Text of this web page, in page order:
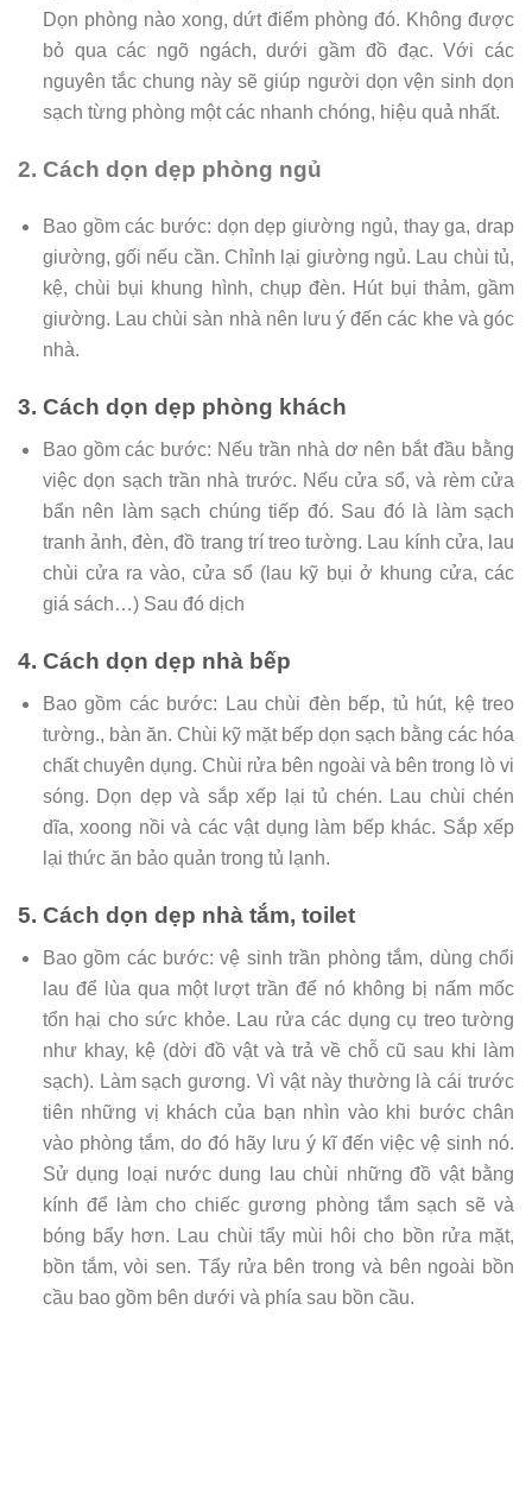
Dọn phòng nào xong, dứt điểm phòng đó. Không được
bỏ qua các ngõ ngách, dưới gầm đồ đạc. Với các
nguyên tắc chung này sẽ giúp người dọn vện sinh dọn
sạch từng phòng một các nhanh chóng, hiệu quả nhất.
2. Cách dọn dẹp phòng ngủ
Bao gồm các bước: dọn dẹp giường ngủ, thay ga, drap
giường, gối nếu cần. Chỉnh lại giường ngủ. Lau chùi tủ,
kệ, chùi bụi khung hình, chụp đèn. Hút bụi thảm, gầm
giường. Lau chùi sàn nhà nên lưu ý đến các khe và góc
nhà.
3. Cách dọn dẹp phòng khách
Bao gồm các bước: Nếu trần nhà dơ nên bắt đầu bằng
việc dọn sạch trần nhà trước. Nếu cửa sổ, và rèm cửa
bẩn nên làm sạch chúng tiếp đó. Sau đó là làm sạch
tranh ảnh, đèn, đồ trang trí treo tường. Lau kính cửa, lau
chùi cửa ra vào, cửa sổ (lau kỹ bụi ở khung cửa, các
giá sách…) Sau đó dịch
4. Cách dọn dẹp nhà bếp
Bao gồm các bước: Lau chùi đèn bếp, tủ hút, kệ treo
tường., bàn ăn. Chùi kỹ mặt bếp dọn sạch bằng các hóa
chất chuyên dụng. Chùi rửa bên ngoài và bên trong lò vi
sóng. Dọn dẹp và sắp xếp lại tủ chén. Lau chùi chén
dĩa, xoong nồi và các vật dụng làm bếp khác. Sắp xếp
lại thức ăn bảo quản trong tủ lạnh.
5. Cách dọn dẹp nhà tắm, toilet
Bao gồm các bước: vệ sinh trần phòng tắm, dùng chổi
lau để lùa qua một lượt trần để nó không bị nấm mốc
tổn hại cho sức khỏe. Lau rửa các dụng cụ treo tường
như khay, kệ (dời đồ vật và trả về chỗ cũ sau khi làm
sạch). Làm sạch gương. Vì vật này thường là cái trước
tiên những vị khách của bạn nhìn vào khi bước chân
vào phòng tắm, do đó hãy lưu ý kĩ đến việc vệ sinh nó.
Sử dụng loại nước dung lau chùi những đồ vật bằng
kính để làm cho chiếc gương phòng tắm sạch sẽ và
bóng bẩy hơn. Lau chùi tẩy mùi hôi cho bồn rửa mặt,
bồn tắm, vòi sen. Tẩy rửa bên trong và bên ngoài bồn
cầu bao gồm bên dưới và phía sau bồn cầu.